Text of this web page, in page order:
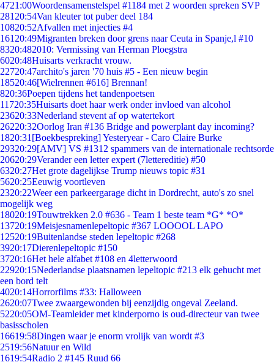
4721:00Woordensamenstelspel #1184 met 2 woorden spreken SVP
281 20:54Van kleuter tot puber deel 184
10820:52Afvallen met injecties #4
161 20:49Migranten breken door grens naar Ceuta in Spanje,l #10
8320:482010: Vermissing van Herman Ploegstra
6020:48Huisarts verkracht vrouw.
22720:47archito's jaren '70 huis #5 - Een nieuw begin
18520:46[Wielrennen #616] Brennan!
820:36Poepen tijdens het tandenpoetsen
11720:35Huisarts doet haar werk onder invloed van alcohol
23620:33Nederland stevent af op watertekort
26220:32Oorlog Iran #136 Bridge and powerplant day incoming?
1820:31 [Boekbespreking] Yesteryear - Caro Claire Burke
29320:29[AMV] VS #1312 spammers van de internationale rechtsorde
20620:29Verander een letter expert (7lettereditie) #50
6320:27Het grote dagelijkse Trump nieuws topic #31
5620:25Eeuwig voortleven
2320:22Weer een parkeergarage dicht in Dordrecht, auto's zo snel
mogelijk weg
18020:19Touwtrekken 2.0 #636 - Team 1 beste team *G* *O*
13720:19Meisjesnamenlepeltopic #367 LOOOOL LAPO
12520:19Buitenlandse steden lepeltopic #268
3920:17Dierenlepeltopic #150
3720:16Het hele alfabet #108 en 4letterwoord
22920:15Nederlandse plaatsnamen lepeltopic #213 elk gehucht met
een bord telt
4020:14Horrorfilms #33: Halloween
2620:07Twee zwaargewonden bij eenzijdig ongeval Zeeland.
5220:05OM-Teamleider met kinderporno is oud-directeur van twee
basisscholen
16619:58Dingen waar je enorm vrolijk van wordt #3
2519:56Natuur en Wild
1619:54Radio 2 #145 Ruud 66